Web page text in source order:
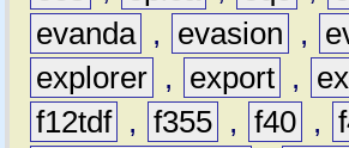
evanda , evasion ,
explorer , export ,
f12tdf , f355 , f40 ,